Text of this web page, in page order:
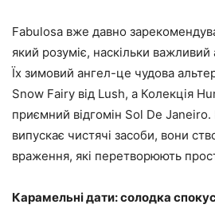
Fabulosa вже давно
який розуміє, наскільки
Їх зимовий ангел-це чудова
Snow Fairy від Lush, а Колекція
приємний відгомін Sol De
випускає чистячі засоби, вони
враження, які перетворюють
Карамельні дати: солодка